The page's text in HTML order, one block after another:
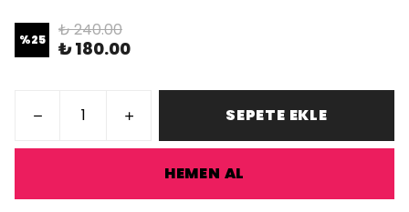
%25 ₺ 240.00
₺ 180.00
SEPETE EKLE
HEMEN AL